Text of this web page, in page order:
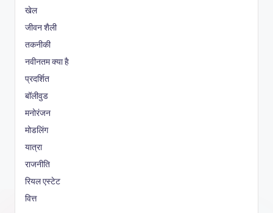
खेल
जीवन शैली
तकनीकी
नवीनतम क्या है
प्रदर्शित
बॉलीवुड
मनोरंजन
मोडलिंग
यात्रा
राजनीति
रियल एस्टेट
वित्त